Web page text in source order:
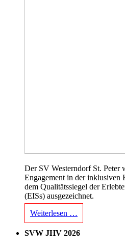
Der SV Westerndorf St. Peter
Engagement in der inklusiven
dem Qualitätssiegel der
(EISs) ausgezeichnet.
Weiterlesen …
SVW JHV 2026